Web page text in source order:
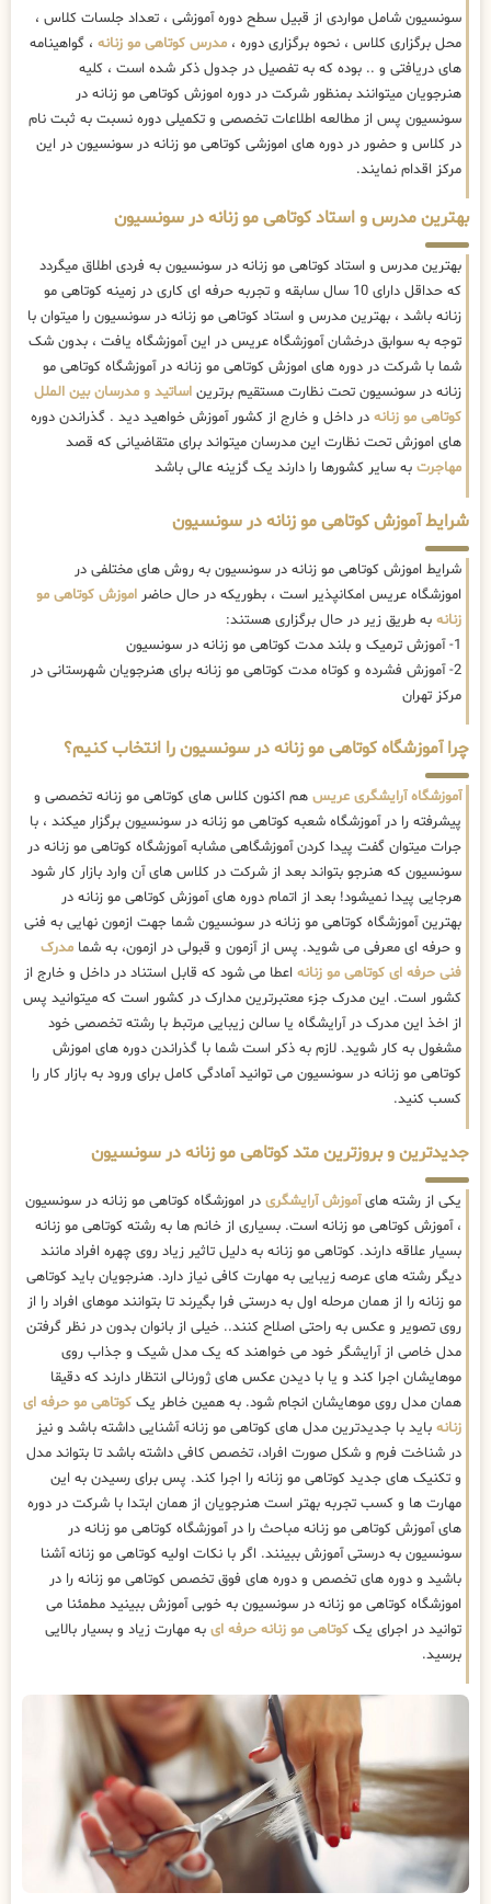
سونسیون شامل مواردی از قبیل سطح دوره آموزشی ، تعداد جلسات کلاس ،
محل برگزاری کلاس ، نحوه برگزاری دوره ، مدرس کوتاهی مو زنانه ، گواهینامه
های دریافتی و .. بوده که به تفصیل در جدول ذکر شده است ، کلیه
هنرجویان میتوانند بمنظور شرکت در دوره اموزش کوتاهی مو زنانه در
سونسیون پس از مطالعه اطلاعات تخصصی و تکمیلی دوره نسبت به ثبت نام
در کلاس و حضور در دوره های اموزشی کوتاهی مو زنانه در سونسیون در این
مرکز اقدام نمایند.
بهترین مدرس و استاد کوتاهی مو زنانه در سونسیون
بهترین مدرس و استاد کوتاهی مو زنانه در سونسیون به فردی اطلاق میگردد
که حداقل دارای 10 سال سابقه و تجربه حرفه ای کاری در زمینه کوتاهی مو
زنانه باشد ، بهترین مدرس و استاد کوتاهی مو زنانه در سونسیون را میتوان با
توجه به سوابق درخشان آموزشگاه عریس در این آموزشگاه یافت ، بدون شک
شما با شرکت در دوره های اموزش کوتاهی مو زنانه در آموزشگاه کوتاهی مو
زنانه در سونسیون تحت نظارت مستقیم برترین اساتید و مدرسان بین الملل
کوتاهی مو زنانه در داخل و خارج از کشور آموزش خواهید دید . گذراندن دوره
های اموزش تحت نظارت این مدرسان میتواند برای متقاضیانی که قصد
مهاجرت به سایر کشورها را دارند یک گزینه عالی باشد
شرایط آموزش کوتاهی مو زنانه در سونسیون
شرایط اموزش کوتاهی مو زنانه در سونسیون به روش های مختلفی در
اموزشگاه عریس امکانپذیر است ، بطوریکه در حال حاضر اموزش کوتاهی مو
زنانه به طریق زیر در حال برگزاری هستند:
1- آموزش ترمیک و بلند مدت کوتاهی مو زنانه در سونسیون
2- آموزش فشرده و کوتاه مدت کوتاهی مو زنانه برای هنرجویان شهرستانی در
مرکز تهران
چرا آموزشگاه کوتاهی مو زنانه در سونسیون را انتخاب کنیم؟
آموزشگاه آرایشگری عریس هم اکنون کلاس های کوتاهی مو زنانه تخصصی و
پیشرفته را در آموزشگاه شعبه کوتاهی مو زنانه در سونسیون برگزار میکند ، با
جرات میتوان گفت پیدا کردن آموزشگاهی مشابه آموزشگاه کوتاهی مو زنانه در
سونسیون که هنرجو بتواند بعد از شرکت در کلاس های آن وارد بازار کار شود
هرجایی پیدا نمیشود! بعد از اتمام دوره های آموزش کوتاهی مو زنانه در
بهترین آموزشگاه کوتاهی مو زنانه در سونسیون شما جهت ازمون نهایی به فنی
و حرفه ای معرفی می شوید. پس از آزمون و قبولی در ازمون، به شما مدرک
فنی حرفه ای کوتاهی مو زنانه اعطا می شود که قابل استناد در داخل و خارج از
کشور است. این مدرک جزء معتبرترین مدارک در کشور است که میتوانید پس
از اخذ این مدرک در آرایشگاه یا سالن زیبایی مرتبط با رشته تخصصی خود
مشغول به کار شوید. لازم به ذکر است شما با گذراندن دوره های اموزش
کوتاهی مو زنانه در سونسیون می توانید آمادگی کامل برای ورود به بازار کار را
کسب کنید.
جدیدترین و بروزترین متد کوتاهی مو زنانه در سونسیون
یکی از رشته هایآموزش آرایشگری در اموزشگاه کوتاهی مو زنانه در سونسیون
، آموزش کوتاهی مو زنانه است. بسیاری از خانم ها به رشته کوتاهی مو زنانه
بسیار علاقه دارند. کوتاهی مو زنانه به دلیل تاثیر زیاد روی چهره افراد مانند
دیگر رشته های عرصه زیبایی به مهارت کافی نیاز دارد. هنرجویان باید کوتاهی
مو زنانه را از همان مرحله اول به درستی فرا بگیرند تا بتوانند موهای افراد را از
روی تصویر و عکس به راحتی اصلاح کنند.. خیلی از بانوان بدون در نظر گرفتن
مدل خاصی از آرایشگر خود می خواهند که یک مدل شیک و جذاب روی
موهایشان اجرا کند و یا با دیدن عکس های ژورنالی انتظار دارند که دقیقا
همان مدل روی موهایشان انجام شود. به همین خاطر یک کوتاهی مو حرفه ای
زنانه باید با جدیدترین مدل های کوتاهی مو زنانه آشنایی داشته باشد و نیز
در شناخت فرم و شکل صورت افراد، تخصص کافی داشته باشد تا بتواند مدل
و تکنیک های جدید کوتاهی مو زنانه را اجرا کند. پس برای رسیدن به این
مهارت ها و کسب تجربه بهتر است هنرجویان از همان ابتدا با شرکت در دوره
های آموزش کوتاهی مو زنانه مباحث را در آموزشگاه کوتاهی مو زنانه در
سونسیون به درستی آموزش ببینند. اگر با نکات اولیه کوتاهی مو زنانه آشنا
باشید و دوره های تخصص و دوره های فوق تخصص کوتاهی مو زنانه را در
اموزشگاه کوتاهی مو زنانه در سونسیون به خوبی آموزش ببینید مطمئنا می
توانید در اجرای یک کوتاهی مو زنانه حرفه ای به مهارت زیاد و بسیار بالایی
برسید.